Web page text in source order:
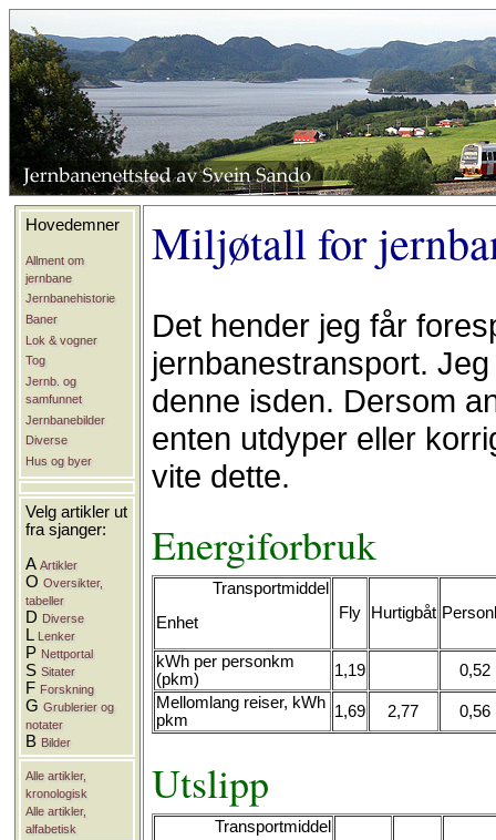
Hovedemner
Allment om
jernbane
Jernbanehistorie
Baner
Lok & vogner
Tog
Jernb. og
samfunnet
Jernbanebilder
Diverse
Hus og byer
Velg artikler ut
fra sjanger:
AArtikler
OOversikter,
tabeller
D Diverse
L Lenker
P Nettportal
SSitater
F Forskning
GGrublerier og
notater
B Bilder
Alle artikler,
kronologisk
Alle artikler,
alfabetisk
Miljøtall for
Det hender jeg får
jernbanestransport.
denne isden. Dersom
enten utdyper eller
vite dette.
Energiforbruk
Transportmiddel
Enhet
Fly Hurtigbåt
kWh per personkm
(pkm)
1,19
0,52
Mellomlang reiser, kWh
pkm
1,69 2,77 0,56
Utslipp
Transportmiddel